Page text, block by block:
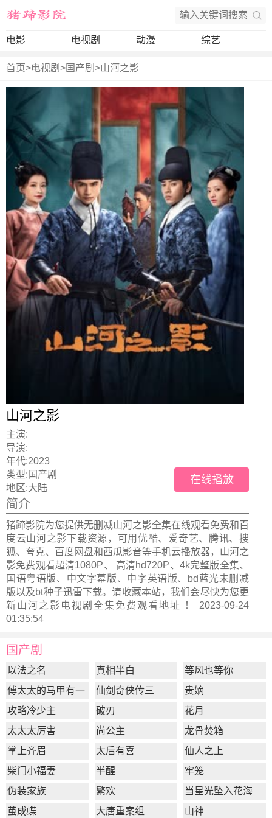
电影 电视剧 动漫 综艺
首页>电视剧 >国产剧 >山河之影
山河之影
主演:
导演:
年代:2023
类型: 国产剧
地区:大陆
在线播放
简介
猪蹄影院为您提供无删减山河之影全集在线观看免费和百
度云山河之影下载资源，可用优酷、爱奇艺、腾讯、搜
狐、夸克、百度网盘和西瓜影音等手机云播放器，山河之
影免费观看超清1080P、 高清hd720P、4k完整版全集、
国语粤语版、中文字幕版、中字英语版、bd蓝光未删减
版以及bt种子迅雷下载。请收藏本站，我们会尽快为您更
新山河之影电视剧全集 免费观看地址 ！ 2023-09-24
01:35:54
国产剧
以法之名 真相半白
等风也等你
傅太太的马甲有一
点多
仙剑奇侠传三
贵嫡
攻略冷少主
破刃
花月
太太太厉害
尚公主
龙骨焚箱
掌上齐眉
太后有喜
仙人之上
柴门小福妻
半醒
牢笼
伪装家族
繁欢
当星光坠入花海
茧成蝶
大唐重案组 山神